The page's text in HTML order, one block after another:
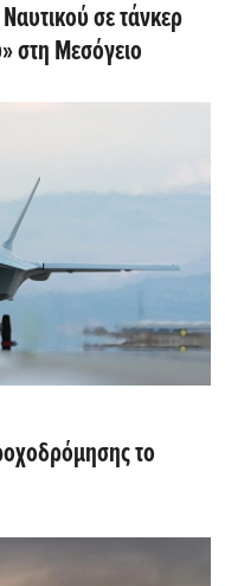
σε τάνκερ
στη Μεσόγειο
το